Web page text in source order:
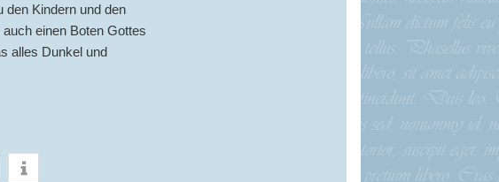
den Kindern und den
einen Boten Gottes
alles Dunkel und